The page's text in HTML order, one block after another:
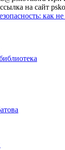
на сайт
как не